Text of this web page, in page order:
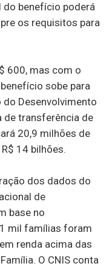
do benefício poderá
os requisitos para
600, mas com o
sobe para
do Desenvolvimento
de transferência de
20,9 milhões de
14 bilhões.
dos dados do
de
base no
mil famílias foram
renda acima das
O CNIS conta